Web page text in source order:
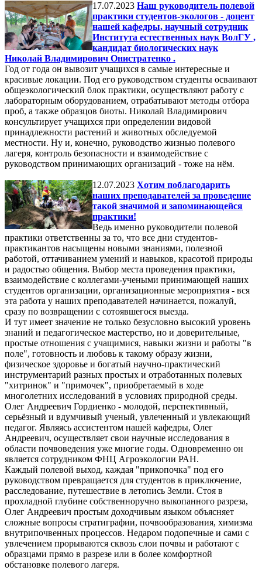
17.07.2023 Наш руководитель полевой
практики студентов-экологов - доцент
нашей кафедры, научный сотрудник
Института естественных наук ВолГУ ,
кандидат биологических наук
Николай Владимирович Онистратенко .
Год от года он вывозит учащихся в самые интересные и
красивые локации. Под его руководством студенты осваивают
общеэкологический блок практики, осуществляют работу с
лабораторным оборудованием, отрабатывают методы отбора
проб, а также образцов биоты. Николай Владимирович
консультирует учащихся при определении видовой
принадлежности растений и животных обследуемой
местности. Ну и, конечно, руководство жизнью полевого
лагеря, контроль безопасности и взаимодействие с
руководством принимающих организаций - тоже на нём.
12.07.2023 Хотим поблагодарить
наших преподавателей за проведение
такой значимой и запоминающейся
практики!
Ведь именно руководители полевой
практики ответственны за то, что все дни студентов-
практикантов насыщены новыми знаниями, полезной
работой, оттачиванием умений и навыков, красотой природы
и радостью общения. Выбор места проведения практики,
взаимодействие с коллегами-учеными принимающей наших
студентов организации, организационные мероприятия - вся
эта работа у наших преподавателей начинается, пожалуй,
сразу по возвращении с сотоявшегося выезда.
И тут имеет значение не только безусловно высокий уровень
знаний и педагогическое мастерство, но и доверительные,
простые отношения с учащимися, навыки жизни и работы "в
поле", готовность и любовь к такому образу жизни,
физическое здоровье и богатый научно-практический
инструментарий разных простых и отработанных полевых
"хитринок" и "примочек", приобретаемый в ходе
многолетних исследований в условиях природной среды.
Олег Андреевич Гордиенко - молодой, перспективный,
серьёзный и вдумчивый ученый, увлеченный и увлекающий
педагог. Являясь ассистентом нашей кафедры, Олег
Андреевич, осуществляет свои научные исследования в
области почвоведения уже многие годы. Одновременно он
является сотрудником ФНЦ Агроэкологии РАН.
Каждый полевой выход, каждая "прикопочка" под его
руководством превращается для студентов в приключение,
расследование, путешествие в летопись Земли. Стоя в
прохладной глубине собственноручно выкопанного разреза,
Олег Андреевич простым доходчивым языком объясняет
сложные вопросы стратиграфии, почвообразования, химизма
внутрипочвенных процессов. Недаром подопечные и сами с
увлечением прорываются сквозь слои почвы и работают с
образцами прямо в разрезе или в более комфортной
обстановке полевого лагеря.